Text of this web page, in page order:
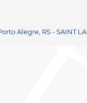
Alegre, RS - SAINT